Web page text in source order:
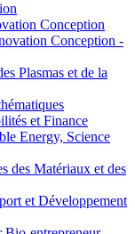
Conception
Conception -
Plasmas et de la
et Finance
Energy, Science
des Matériaux et des
et Développement